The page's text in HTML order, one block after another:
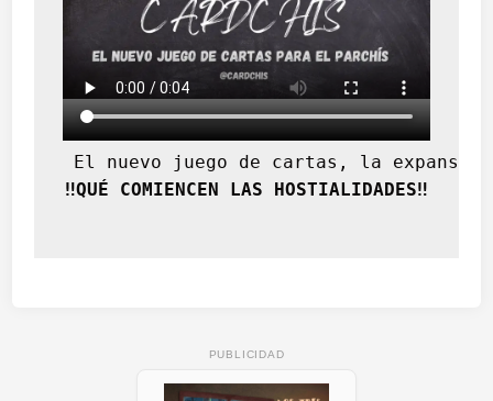
El nuevo juego de cartas, la
‼️QUÉ COMIENCEN LAS HOSTIALIDADES‼️
PUBLICIDAD